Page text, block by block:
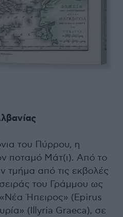
του Πύρρου, η
ποταμό Μάτ(ι). Από το
τμήμα από τις εκβολές
του Γράμμου ως
Ήπειρος» (Epirus
(Illyria Graeca), σε